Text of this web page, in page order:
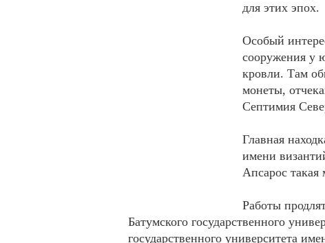
для этих эпох.
Особый
сооружения у
кровли. Там
монеты,
Септимия
Главная
имени
Апсарос такая
Работы
Батумского государственного
государственного университета